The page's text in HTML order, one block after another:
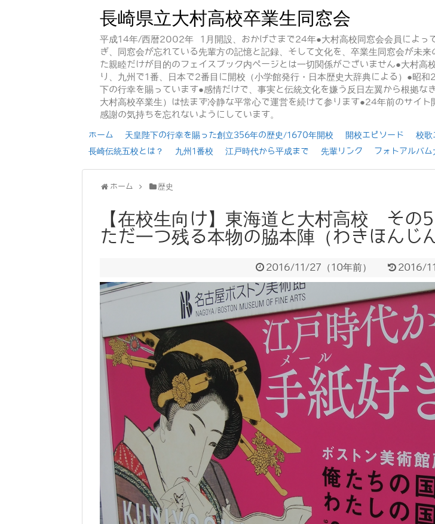
長崎県立大村高校卒業生同窓会
平成14年/西暦2002年 1月開設、おかげさまで24年●大村高校同窓会会員によっ
ぎ、同窓会が忘れている先輩方の記憶と記録、そして文化を、卒業生同窓会が未
た親睦だけが目的のフェイスブック内ページとは一切関係がございません●大村
り、九州で1番、日本で2番目に開校（小学館発行・日本歴史大辞典による）●昭
下の行幸を賜っています●感情だけで、事実と伝統文化を嫌う反日左翼から根拠な
大村高校卒業生）は怯まず冷静な平常心で運営を続けて参ります●24年前のサイ
感謝の気持ちを忘れないようにしています。
ホーム 天皇陛下の行幸を賜った創立356年の歴史/1670年開校 開校エピソード 校歌
長崎伝統五校とは？
九州1番校 江戸時代から平成まで 先輩リンク フォトアルバ
ホーム 歴史
【在校生向け】東海道と大村高校 その
ただ一つ残る本物の脇本陣（わきほんじん
2016/11/27 （10年前） 2016/